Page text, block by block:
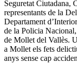
Seguretat Ciutadana,
representants de la
Departament
de la Policia
de Mollet del Vallès.
a Mollet els fets
anys sense cap